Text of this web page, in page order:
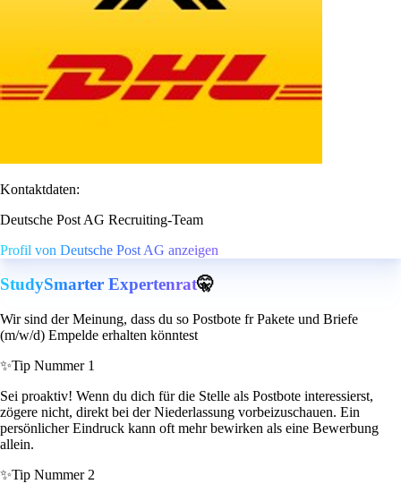
Kontaktdaten:
Deutsche Post AG Recruiting-Team
Profil von Deutsche Post AG anzeigen
StudySmarter Expertenrat🤫
Wir sind der Meinung, dass du so Postbote fr Pakete und Briefe
(m/w/d) Empelde erhalten könntest
✨Tip Nummer 1
Sei proaktiv! Wenn du dich für die Stelle als Postbote interessierst,
zögere nicht, direkt bei der Niederlassung vorbeizuschauen. Ein
persönlicher Eindruck kann oft mehr bewirken als eine Bewerbung
allein.
✨Tip Nummer 2